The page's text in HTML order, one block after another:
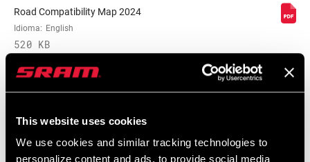
This website uses cookies
We use cookies and similar tracking technologies to
personalize content and ads, to provide social media
Road Compatibility Map 2024
Idioma: English
520 KB
Garantía SRAM y ZIPP
604 kb